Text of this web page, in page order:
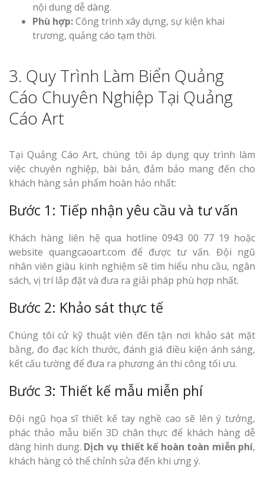
nội dung dễ dàng.
Phù hợp:Công trình xây dựng, sự kiện khai
trương, quảng cáo tạm thời.
3. Quy Trình Làm Biển Quảng
Cáo Chuyên Nghiệp Tại Quảng
Cáo Art
Tại Quảng Cáo Art, chúng tôi áp dụng quy trình làm
việc chuyên nghiệp, bài bản, đảm bảo mang đến cho
khách hàng sản phẩm hoàn hảo nhất:
Bước 1: Tiếp nhận yêu cầu và tư vấn
Khách hàng liên hệ qua hotline 0943 00 77 19 hoặc
website quangcaoart.com để được tư vấn. Đội ngũ
nhân viên giàu kinh nghiệm sẽ tìm hiểu nhu cầu, ngân
sách, vị trí lắp đặt và đưa ra giải pháp phù hợp nhất.
Bước 2: Khảo sát thực tế
Chúng tôi cử kỹ thuật viên đến tận nơi khảo sát mặt
bằng, đo đạc kích thước, đánh giá điều kiện ánh sáng,
kết cấu tường để đưa ra phương án thi công tối ưu.
Bước 3: Thiết kế mẫu miễn phí
Đội ngũ họa sĩ thiết kế tay nghề cao sẽ lên ý tưởng,
phác thảo mẫu biển 3D chân thực để khách hàng dễ
dàng hình dung. Dịch vụ thiết kế hoàn toàn miễn phí,
khách hàng có thể chỉnh sửa đến khi ưng ý.